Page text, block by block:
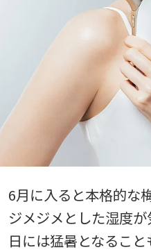
6月に入ると本格的な
ジメジメとした湿度
日には猛暑となるこ